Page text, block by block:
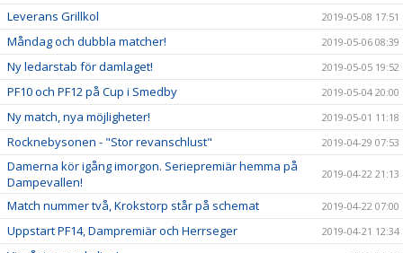
Leverans Grillkol 2019-05-08 17:51
Måndag och dubbla matcher! 2019-05-06 08:39
Ny ledarstab för damlaget! 2019-05-05 19:52
PF10 och PF12 på Cup i Smedby 2019-05-04 20:00
Ny match, nya möjligheter! 2019-05-01 11:18
Rocknebysonen - "Stor revanschlust" 2019-04-29 07:53
Damerna kör igång imorgon. Seriepremiär hemma på
Dampevallen!
2019-04-22 21:13
Match nummer två, Krokstorp står på schemat 2019-04-22 07:00
Uppstart PF14, Dampremiär och Herrseger 2019-04-21 12:34